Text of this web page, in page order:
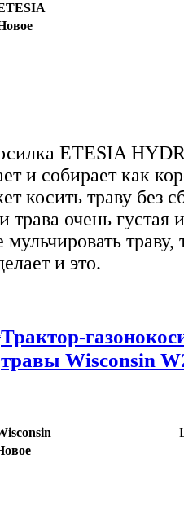
ETESIA
и собирает как
косить траву без
трава очень густая
мульчировать
и это.
Трактор-
травы Wisconsin